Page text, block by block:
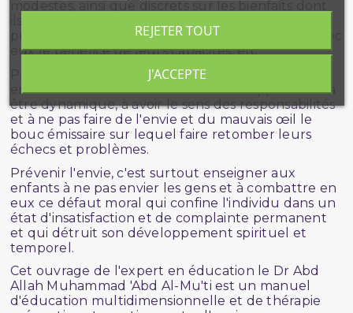
preuve de générosité à leur égard, à partager avec
eux le bénéfice de leurs capacités, etc.
Prévenir l'envie, c'est implanter dans le cour des
enfants la confiance en Allah et leur apprendre : à
être dynamique, à avoir le sens des responsabilités
et à ne pas faire de l'envie et du mauvais œil le
bouc émissaire sur lequel faire retomber leurs
échecs et problèmes.
Prévenir l'envie, c'est surtout enseigner aux
enfants à ne pas envier les gens et à combattre en
eux ce défaut moral qui confine l'individu dans un
état d'insatisfaction et de complainte permanent
et qui détruit son développement spirituel et
temporel.
Cet ouvrage de l'expert en éducation le Dr Abd
Allah Muhammad 'Abd Al-Mu'ti est un manuel
d'éducation multidimensionnelle et de thérapie
REJETER TOUT
J'ACCEPTE